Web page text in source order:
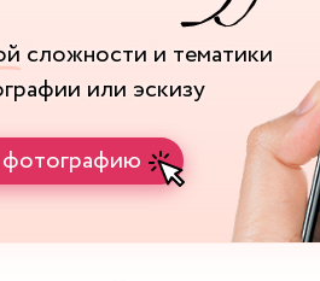
сложности и тематики
или эскизу